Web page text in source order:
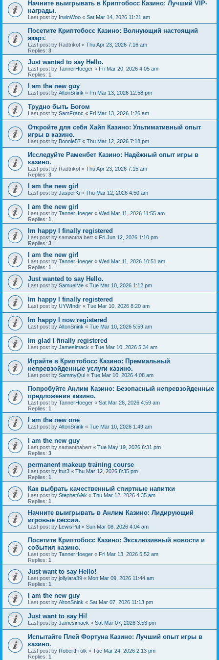
Начните выигрывать в Криптобосс Казино: Лучший VIP-
награды.
Last post by IrwinWoo « Sat Mar 14, 2026 11:21 am
Посетите Криптобосс Казино: Волнующий настоящий
азарт.
Last post by Radtrikot « Thu Apr 23, 2026 7:16 am
Replies: 3
Just wanted to say Hello.
Last post by TannerHoeger « Fri Mar 20, 2026 4:05 am
Replies: 1
I am the new guy
Last post by AltonSnink « Fri Mar 13, 2026 12:58 pm
Трудно быть Богом
Last post by SamFranc « Fri Mar 13, 2026 1:26 am
Откройте для себя Хайп Казино: Ультимативный опыт
игры в казино.
Last post by Bonnie57 « Thu Mar 12, 2026 7:18 pm
Исследуйте Раменбет Казино: Надёжный опыт игры в
казино.
Last post by Radtrikot « Thu Apr 23, 2026 7:15 am
Replies: 3
I am the new girl
Last post by JasperKi « Thu Mar 12, 2026 4:50 am
I am the new girl
Last post by TannerHoeger « Wed Mar 11, 2026 11:55 am
Replies: 1
Im happy I finally registered
Last post by samantha bert « Fri Jun 12, 2026 1:10 pm
Replies: 3
I am the new girl
Last post by TannerHoeger « Wed Mar 11, 2026 10:51 am
Replies: 1
Just wanted to say Hello.
Last post by SamuelMe « Tue Mar 10, 2026 1:12 pm
Im happy I finally registered
Last post by UYWIndir « Tue Mar 10, 2026 8:20 am
Im happy I now registered
Last post by AltonSnink « Tue Mar 10, 2026 5:59 am
Im glad I finally registered
Last post by Jamesimack « Tue Mar 10, 2026 5:34 am
Играйте в Криптобосс Казино: Премиальный
непревзойденные услуги казино.
Last post by SammyQui « Tue Mar 10, 2026 4:08 am
Попробуйте Анлим Казино: Безопасный непревзойденные
предложения казино.
Last post by TannerHoeger « Sat Mar 28, 2026 4:59 am
Replies: 1
I am the new one
Last post by AltonSnink « Tue Mar 10, 2026 1:49 am
I am the new guy
Last post by samanthabert « Tue May 19, 2026 6:31 pm
Replies: 3
permanent makeup training course
Last post by ftur3 « Thu Mar 12, 2026 8:35 pm
Replies: 1
Как выбрать качественный спиртные напитки
Last post by StephenVek « Thu Mar 12, 2026 4:35 am
Replies: 1
Начните выигрывать в Анлим Казино: Лидирующий
игровые сессии.
Last post by LewisPut « Sun Mar 08, 2026 4:04 am
Посетите Криптобосс Казино: Эксклюзивный новости и
события казино.
Last post by TannerHoeger « Fri Mar 13, 2026 5:52 am
Replies: 1
Just want to say Hello!
Last post by jollylara39 « Mon Mar 09, 2026 11:44 am
Replies: 1
I am the new guy
Last post by AltonSnink « Sat Mar 07, 2026 11:13 pm
Just want to say Hi!
Last post by Jamesimack « Sat Mar 07, 2026 3:53 pm
Испытайте Плей Фортуна Казино: Лучший опыт игры в
казино.
Last post by RobertFrulk « Tue Mar 24, 2026 2:13 pm
Replies: 1